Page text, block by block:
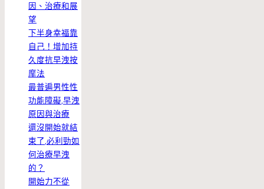
因、治療和展
望
下半身幸福靠
自己！增加持
久度抗早洩按
摩法
最普遍男性性
功能障礙,早洩
原因與治療
還沒開始就結
束了,必利勁如
何治療早洩
的？
開始力不從